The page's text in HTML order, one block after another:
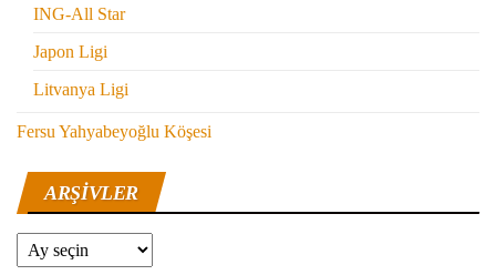
ING-All Star
Japon Ligi
Litvanya Ligi
Fersu Yahyabeyoğlu Köşesi
ARŞIVLER
Arşivler